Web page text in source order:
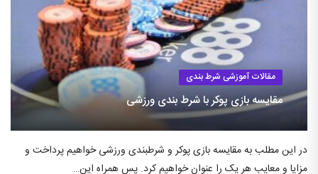
مقالات آموزشی شرط بندی
مقایسه بازی پوکر با شرط بندی ورزشی
در این مطلب به مقایسه بازی پوکر و شرطبندی ورزشی خواهیم پرداخت و
مزایا و معایب هر یک را عنوان خواهیم کرد. پس همراه این…